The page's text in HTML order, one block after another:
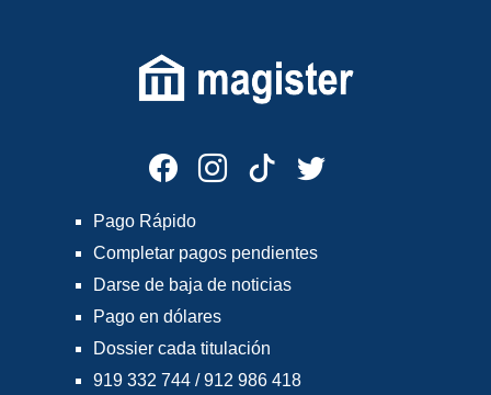
Pago Rápido
Completar pagos pendientes
Darse de baja de noticias
Pago en dólares
Dossier cada titulación
919 332 744 / 912 986 418